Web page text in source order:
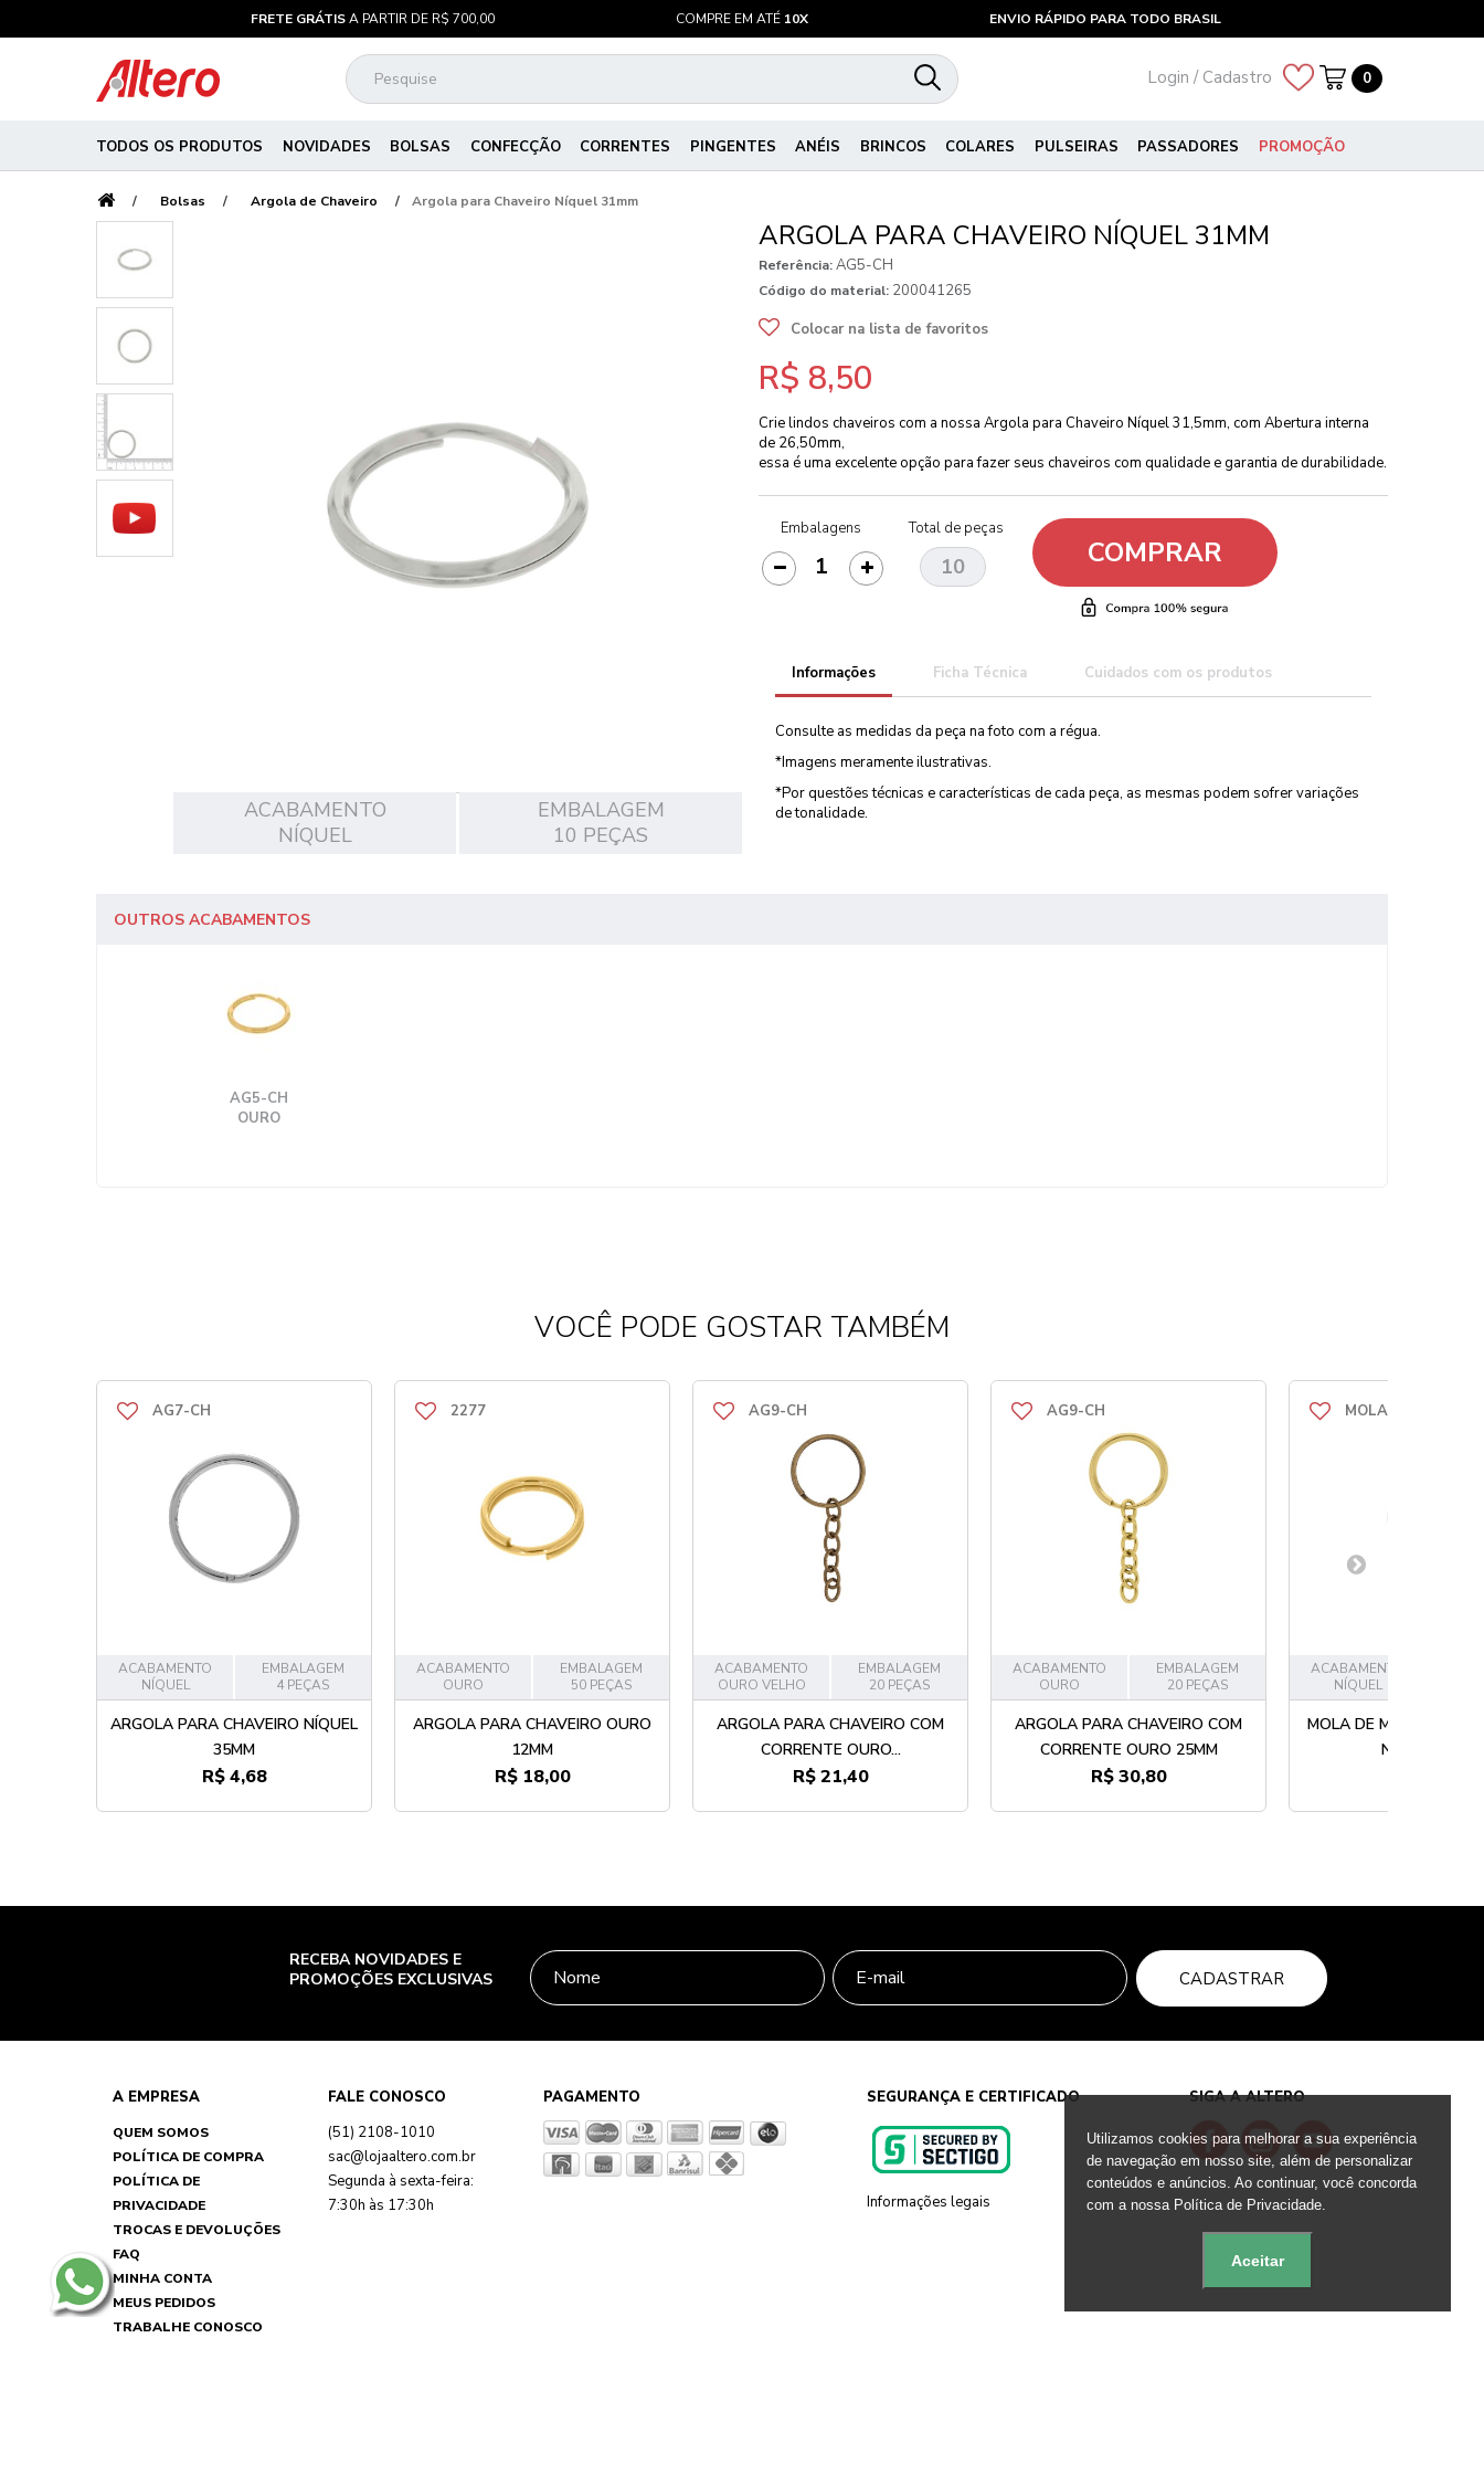
FRETE GRÁTISA PARTIR DE R$ 700,00 COMPRE EM ATÉ 10X ENVIO RÁPIDO PARA TODO BRASIL
Login / Cadastro 0
TODOS OS PRODUTOS NOVIDADES BOLSAS CONFECÇÃO CORRENTES PINGENTES ANÉIS BRINCOS COLARES PULSEIRAS PASSADORES PROMOÇÃO
Bolsas Argola de Chaveiro Argola para Chaveiro Níquel 31mm
ACABAMENTO
NÍQUEL
EMBALAGEM
10 PEÇAS
ARGOLA PARA CHAVEIRO NÍQUEL 31MM
Referência:AG5-CH
Código do material: 200041265
Colocar na lista de favoritos
R$ 8,50
Crie lindos chaveiros com a nossa Argola para Chaveiro Níquel 31,5mm, com Abertura interna
de 26,50mm,
essa é uma excelente opção para fazer seus chaveiros com qualidade e garantia de durabilidade.
Embalagens Total de peças
COMPRAR
Informações Ficha Técnica Cuidados com os produtos
Consulte as medidas da peça na foto com a régua.
*Imagens meramente ilustrativas.
*Por questões técnicas e características de cada peça, as mesmas podem sofrer variações
de tonalidade.
OUTROS ACABAMENTOS
AG5-CH
OURO
VOCÊ PODE GOSTAR TAMBÉM
AG7-CH
ACABAMENTO
NÍQUEL
EMBALAGEM
4 PEÇAS
ARGOLA PARA CHAVEIRO NÍQUEL
35MM
R$ 4,68
2277
ACABAMENTO
OURO
EMBALAGEM
50 PEÇAS
ARGOLA PARA CHAVEIRO OURO
12MM
R$ 18,00
AG9-CH
ACABAMENTO
OURO VELHO
EMBALAGEM
20 PEÇAS
ARGOLA PARA CHAVEIRO COM
CORRENTE OURO...
R$ 21,40
AG9-CH
ACABAMENTO
OURO
EMBALAGEM
20 PEÇAS
ARGOLA PARA CHAVEIRO COM
CORRENTE OURO 25MM
R$ 30,80
MOLA-145
ACABAMENTO
NÍQUEL
MOLA DE MONTAGEM
NÍQUEL 9MM
RECEBA NOVIDADES E
PROMOÇÕES EXCLUSIVAS
CADASTRAR
A EMPRESA
QUEM SOMOS
POLÍTICA DE COMPRA
POLÍTICA DE
PRIVACIDADE
TROCAS E DEVOLUÇÕES
FAQ
MINHA CONTA
MEUS PEDIDOS
TRABALHE CONOSCO
FALE CONOSCO
(51) 2108-1010
sac@lojaaltero.com.br
Segunda à sexta-feira:
7:30h às 17:30h
PAGAMENTO SEGURANÇA E CERTIFICADO
Informações legais
SIGA A ALTERO
Utilizamos cookies para melhorar a sua experiência
de navegação em nosso site, além de personalizar
conteúdos e anúncios. Ao continuar, você concorda
com a nossa Política de Privacidade.
Aceitar